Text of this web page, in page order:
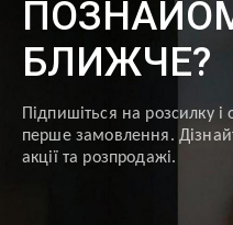
БЛИЖЧЕ?
Підпишіться на розсилку
перше замовлення.
акції та розпродажі.